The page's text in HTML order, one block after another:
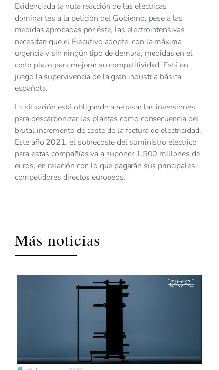
Evidenciada la nula reacción de las eléctricas
dominantes a la petición del Gobierno, pese a las
medidas aprobadas por éste, las electrointensivas
necesitan que el Ejecutivo adopte, con la máxima
urgencia y sin ningún tipo de demora, medidas en el
corto plazo para mejorar su competitividad. Está en
juego la supervivencia de la gran industria básica
española.
La situación está obligando a retrasar las inversiones
para descarbonizar las plantas como consecuencia del
brutal incremento de coste de la factura de electricidad.
Este año 2021, el sobrecoste del suministro eléctrico
para estas compañías va a suponer 1.500 millones de
euros, en relación con lo que pagarán sus principales
competidores directos europeos.
Más noticias